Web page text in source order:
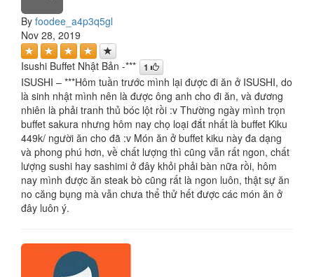
By foodee_a4p3q5gl
Nov 28, 2019
Isushi Buffet Nhật Bản -*** 1
ISUSHI – ***Hôm tuần trước mình lại được đi ăn ở ISUSHI, do
là sinh nhật mình nên là được ông anh cho đi ăn, và đương
nhiên là phải tranh thủ bóc lột rồi :v Thường ngày mình trọn
buffet sakura nhưng hôm nay chọ loại đắt nhất là buffet Kiku
449k/ người ăn cho đã :v Món ăn ở buffet kiku này đa dạng
và phong phú hơn, về chất lượng thì cũng vẫn rất ngon, chất
lượng sushi hay sashimi ở đây khỏi phải bàn nữa rồi, hôm
nay mình được ăn steak bò cũng rất là ngon luôn, thật sự ăn
no căng bụng mà vẫn chưa thể thử hết được các món ăn ở
đây luôn ý.